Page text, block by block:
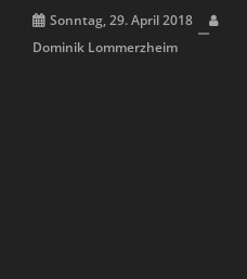
Sonntag, 29. April 2018
Dominik Lommerzheim